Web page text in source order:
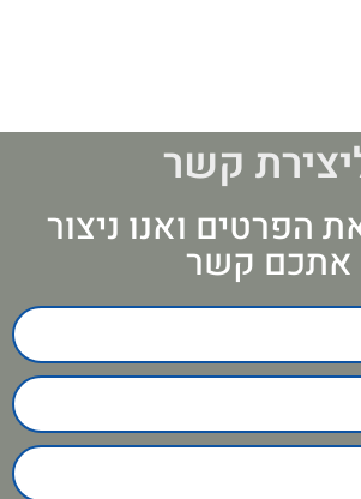
קשר
הפרטים ואנו ניצור
אתכם קשר